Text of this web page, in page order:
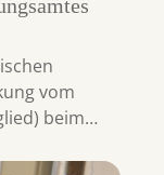
vom
beim…